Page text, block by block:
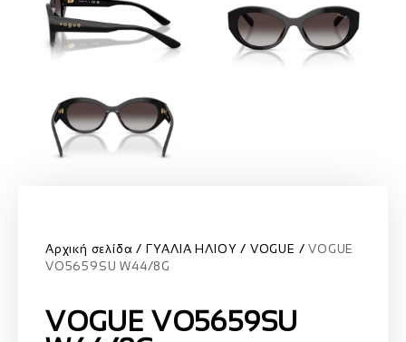
Αρχική σελίδα ΓΥΑΛΙΑ ΗΛΙΟΥ VOGUE
VOGUE
VO5659SU W44/8G
VOGUE VO5659SU